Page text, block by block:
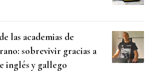
las academias de
sobrevivir gracias a
inglés y gallego